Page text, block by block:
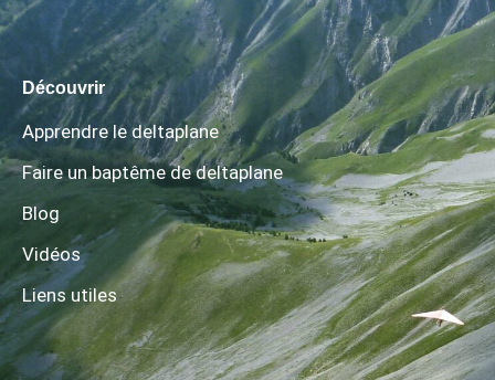
Découvrir
Apprendre le deltaplane
Faire un baptême de deltaplane
Blog
Vidéos
Liens utiles